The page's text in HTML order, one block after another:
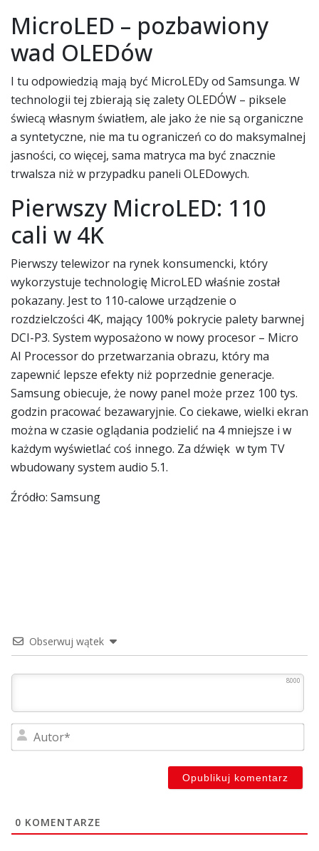
MicroLED – pozbawiony
wad OLEDów
I tu odpowiedzią mają być MicroLEDy od Samsunga. W
technologii tej zbierają się zalety OLEDÓW – piksele
świecą własnym światłem, ale jako że nie są organiczne
a syntetyczne, nie ma tu ograniczeń co do maksymalnej
jasności, co więcej, sama matryca ma być znacznie
trwalsza niż w przypadku paneli OLEDowych.
Pierwszy MicroLED: 110
cali w 4K
Pierwszy telewizor na rynek konsumencki, który
wykorzystuje technologię MicroLED właśnie został
pokazany. Jest to 110-calowe urządzenie o
rozdzielczości 4K, mający 100% pokrycie palety barwnej
DCI-P3. System wyposażono w nowy procesor – Micro
AI Processor do przetwarzania obrazu, który ma
zapewnić lepsze efekty niż poprzednie generacje.
Samsung obiecuje, że nowy panel może przez 100 tys.
godzin pracować bezawaryjnie. Co ciekawe, wielki ekran
można w czasie oglądania podzielić na 4 mniejsze i w
każdym wyświetlać coś innego. Za dźwięk w tym TV
wbudowany system audio 5.1.
Źródło: Samsung
Obserwuj wątek
8000
0 KOMENTARZE